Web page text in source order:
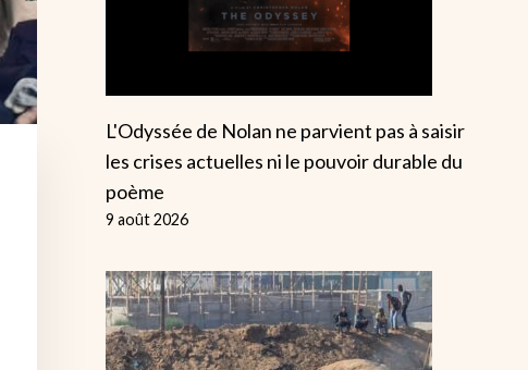
L'Odyssée de Nolan ne parvient pas à saisir
les crises actuelles ni le pouvoir durable du
poème
9 août 2026